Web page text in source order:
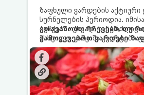
ზაფხული ვარდების აქტიური
სურნელების პერიოდია.
ბუჩქებმა უხვად,
მსხვილი, კაშკაშა კვირტები
რეგულარული და სწორი
სჭირდებათ. ზაფხულის
მოთხოვნილებები იცვლება,
მნიშვნელოვანია ვიცოდეთ,
გამოიყენება ამ დროს.
გთავაზობთ რჩევებს, თუ
გამოვკვებოთ ვარდები
საუკეთესო შედეგის